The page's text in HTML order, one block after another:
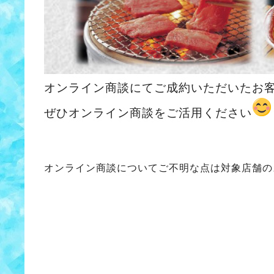
オンライン商談にてご成約いただいたお
ぜひオンライン商談をご活用ください
オンライン商談についてご不明な点は対象店舗